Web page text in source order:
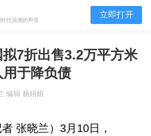
代浪潮的声音
立即打开
7折出售3.2万平方米
于降负债
编辑 杨娟娟
张晓兰）3月10日，